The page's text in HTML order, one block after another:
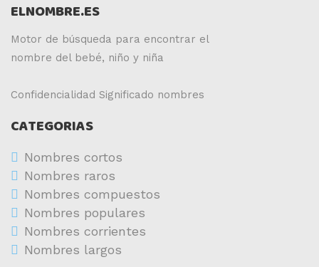
ELNOMBRE.ES
Motor de búsqueda para encontrar el
nombre del bebé, niño y niña
Confidencialidad Significado nombres
CATEGORIAS
Nombres cortos
Nombres raros
Nombres compuestos
Nombres populares
Nombres corrientes
Nombres largos